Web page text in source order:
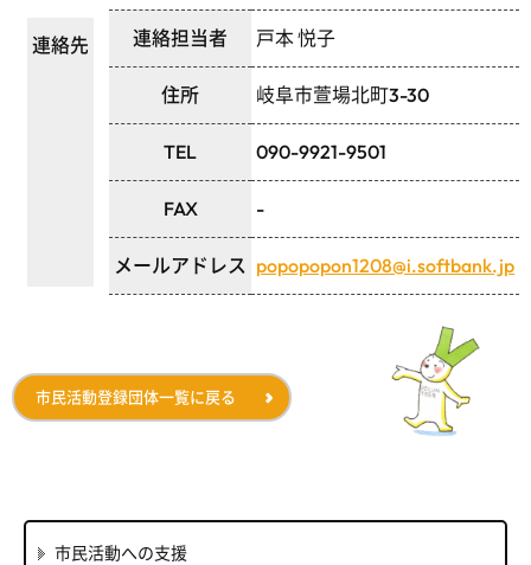
連絡先 連絡担当者 戸本 悦子
住所 岐阜市萱場北町3-30
TEL 090-9921-9501
FAX -
メールアドレス popopopon1208@i.softbank.jp
市民活動登録団体一覧に戻る
市民活動への支援